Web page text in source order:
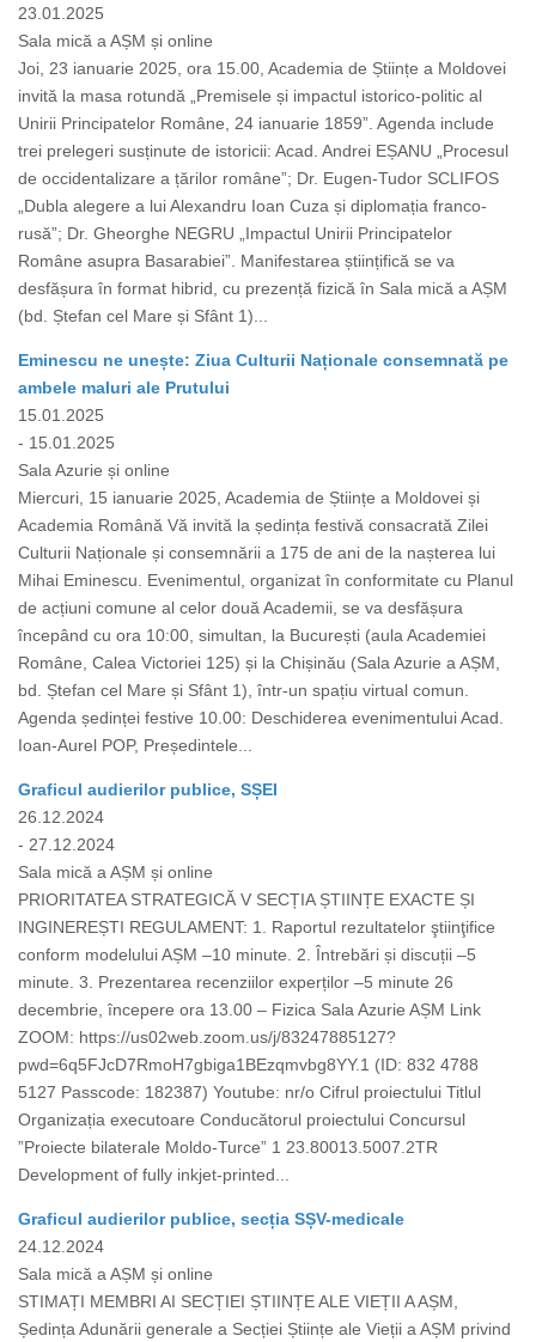
23.01.2025
Sala mică a AȘM și online
Joi, 23 ianuarie 2025, ora 15.00, Academia de Științe a Moldovei
invită la masa rotundă „Premisele și impactul istorico-politic al
Unirii Principatelor Române, 24 ianuarie 1859”. Agenda include
trei prelegeri susținute de istoricii: Acad. Andrei EȘANU „Procesul
de occidentalizare a țărilor române”; Dr. Eugen-Tudor SCLIFOS
„Dubla alegere a lui Alexandru Ioan Cuza și diplomația franco-
rusă”; Dr. Gheorghe NEGRU „Impactul Unirii Principatelor
Române asupra Basarabiei”. Manifestarea științifică se va
desfășura în format hibrid, cu prezență fizică în Sala mică a AȘM
(bd. Ștefan cel Mare și Sfânt 1)...
Eminescu ne unește: Ziua Culturii Naționale consemnată pe
ambele maluri ale Prutului
15.01.2025
- 15.01.2025
Sala Azurie și online
Miercuri, 15 ianuarie 2025, Academia de Științe a Moldovei și
Academia Română Vă invită la ședința festivă consacrată Zilei
Culturii Naționale și consemnării a 175 de ani de la nașterea lui
Mihai Eminescu. Evenimentul, organizat în conformitate cu Planul
de acțiuni comune al celor două Academii, se va desfășura
începând cu ora 10:00, simultan, la București (aula Academiei
Române, Calea Victoriei 125) și la Chișinău (Sala Azurie a AȘM,
bd. Ștefan cel Mare și Sfânt 1), într-un spațiu virtual comun.
Agenda ședinței festive 10.00: Deschiderea evenimentului Acad.
Ioan-Aurel POP, Președintele...
Graficul audierilor publice, SȘEI
26.12.2024
- 27.12.2024
Sala mică a AȘM și online
PRIORITATEA STRATEGICĂ V SECȚIA ȘTIINȚE EXACTE ȘI
INGINEREȘTI REGULAMENT: 1. Raportul rezultatelor ştiinţifice
conform modelului AȘM –10 minute. 2. Întrebări și discuții –5
minute. 3. Prezentarea recenziilor experților –5 minute 26
decembrie, începere ora 13.00 – Fizica Sala Azurie AȘM Link
ZOOM: https://us02web.zoom.us/j/83247885127?
pwd=6q5FJcD7RmoH7gbiga1BEzqmvbg8YY.1 (ID: 832 4788
5127 Passcode: 182387) Youtube: nr/o Cifrul proiectului Titlul
Organizația executoare Conducătorul proiectului Concursul
”Proiecte bilaterale Moldo-Turce” 1 23.80013.5007.2TR
Development of fully inkjet-printed...
Graficul audierilor publice, secția SȘV-medicale
24.12.2024
Sala mică a AȘM și online
STIMAȚI MEMBRI AI SECȚIEI ȘTIINȚE ALE VIEȚII A AȘM,
Ședința Adunării generale a Secției Științe ale Vieții a AȘM privind